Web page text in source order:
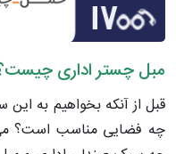
مبل چستر اداری
قبل از آنکه بخواهیم به این
چه فضایی مناسب است؟ می